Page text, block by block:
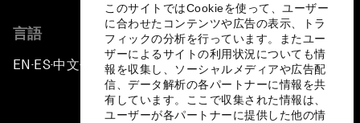
このサイトではCookieを使って、ユーザー
に合わせたコンテンツや広告の表示、トラ
フィックの分析を行っています。またユー
ザーによるサイトの利用状況についても情
報を収集し、ソーシャルメディアや広告配
信、データ解析の各パートナーに情報を共
有しています。ここで収集された情報は、
ユーザーが各パートナーに提供した他の情
言語
EN ▪ES▪中文▪ 日本語